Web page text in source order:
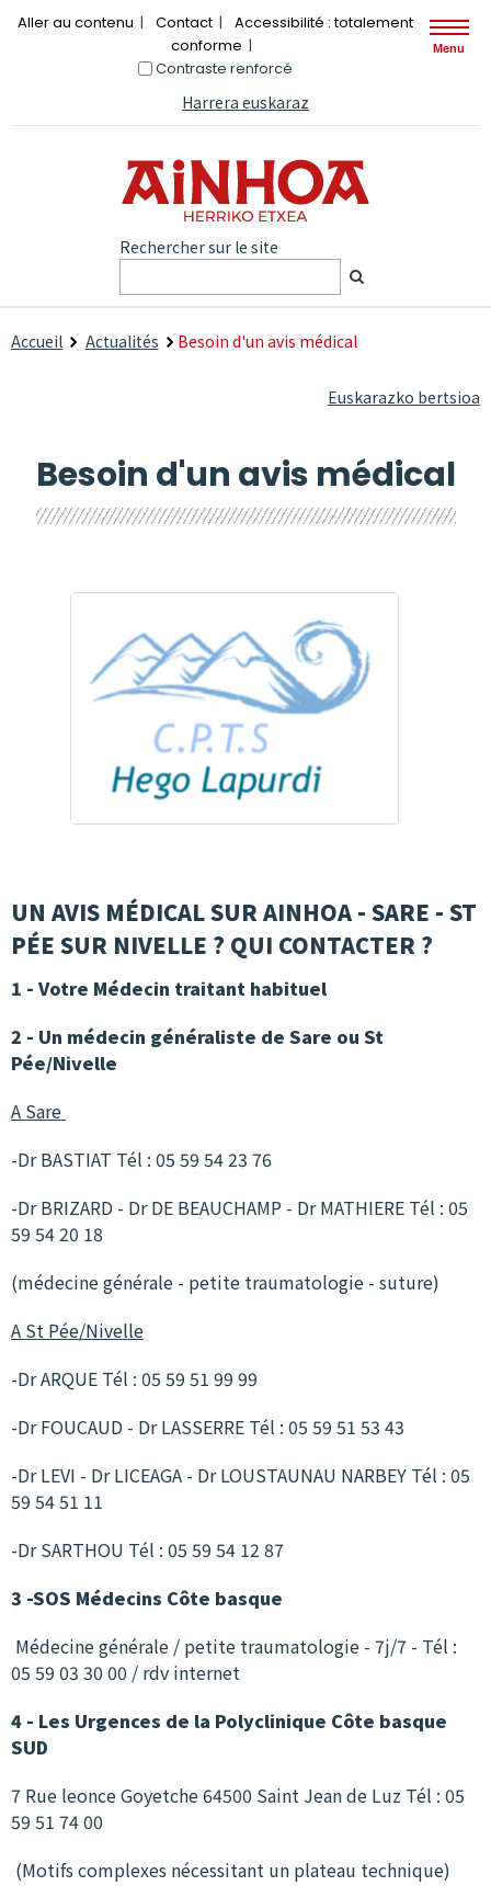
Aller au contenu Contact
Accessibilité : totalement
conforme
Contraste renforcé
Harrera euskaraz
Rechercher sur le site
Menu
Accueil Actualités Besoin d'un avis médical
Euskarazko bertsioa
Besoin d'un avis médical
UN AVIS MÉDICAL SUR AINHOA - SARE - ST
PÉE SUR NIVELLE ? QUI CONTACTER ?
1 - Votre Médecin traitant habituel
2 - Un médecin généraliste de Sare ou St
Pée/Nivelle
A Sare
-Dr BASTIAT Tél : 05 59 54 23 76
-Dr BRIZARD - Dr DE BEAUCHAMP - Dr MATHIERE Tél : 05
59 54 20 18
(médecine générale - petite traumatologie - suture)
A St Pée/Nivelle
-Dr ARQUE Tél : 05 59 51 99 99
-Dr FOUCAUD - Dr LASSERRE Tél : 05 59 51 53 43
-Dr LEVI - Dr LICEAGA - Dr LOUSTAUNAU NARBEY Tél : 05
59 54 51 11
-Dr SARTHOU Tél : 05 59 54 12 87
3 -SOS Médecins Côte basque
Médecine générale / petite traumatologie - 7j/7 - Tél :
05 59 03 30 00 / rdv internet
4 - Les Urgences de la Polyclinique Côte basque
SUD
7 Rue leonce Goyetche 64500 Saint Jean de Luz Tél : 05
59 51 74 00
(Motifs complexes nécessitant un plateau technique)